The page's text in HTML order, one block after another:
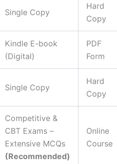
Single Copy
Hard
Copy
Kindle E-book
(Digital)
PDF
Form
Single Copy
Hard
Copy
Competitive &
CBT Exams –
Extensive MCQs
(Recommended)
Online
Course